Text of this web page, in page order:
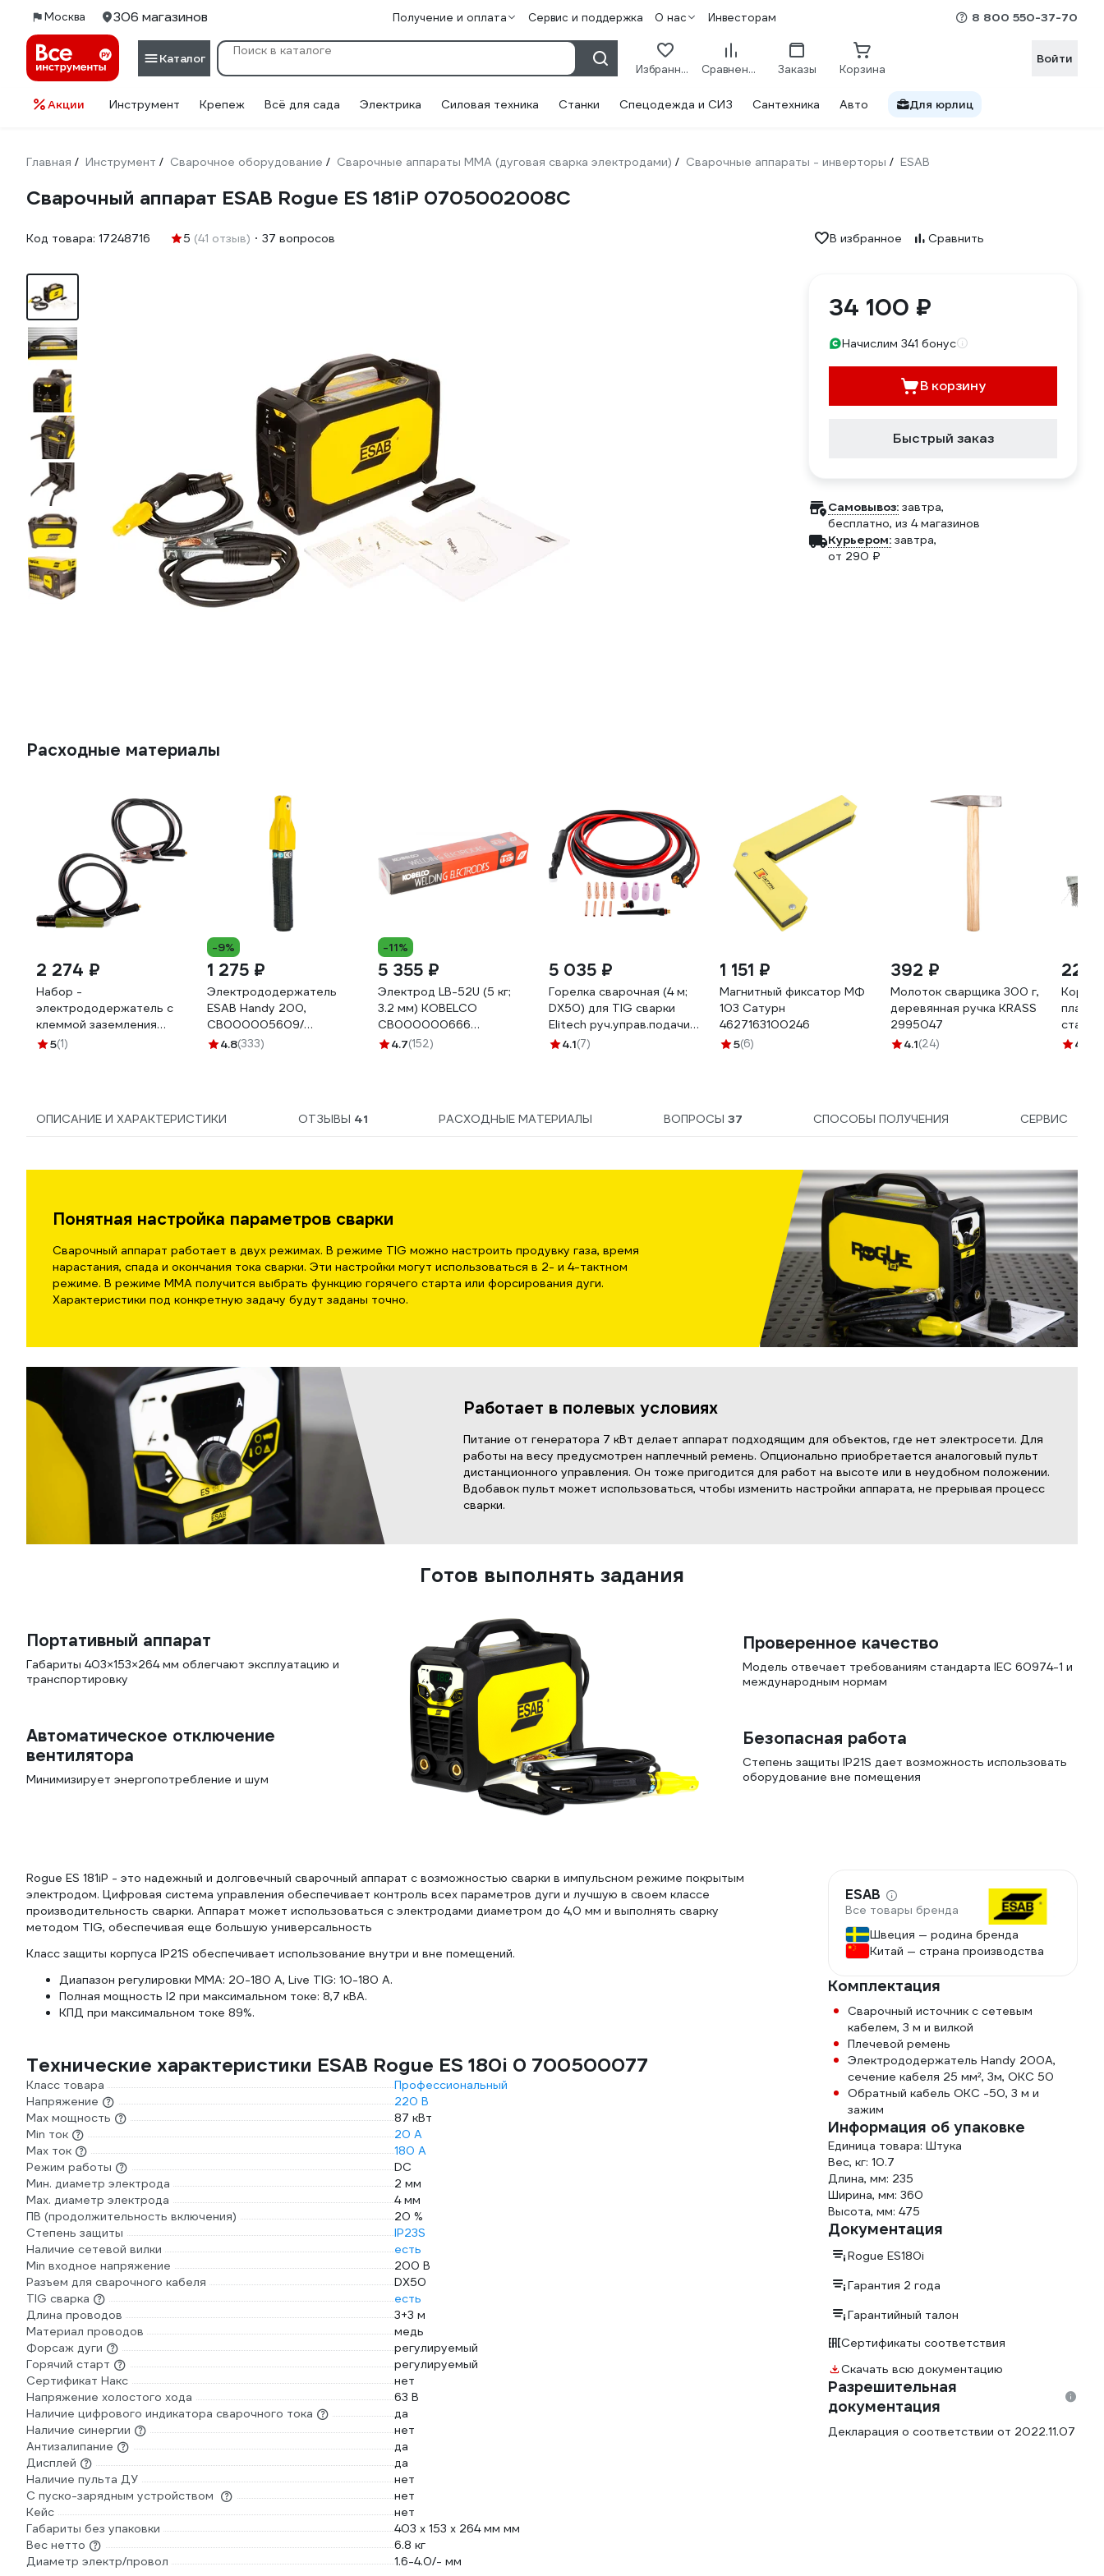
Москва 306 магазинов Получение и оплата Сервис и поддержка О нас Инвесторам 8 800 550-37-70
Каталог
Избранное Сравнение Заказы Корзина
Войти
Акции Инструмент Крепеж Всё для сада Электрика Силовая техника Станки Спецодежда и СИЗ Сантехника Авто Для юрлиц
Главная / Инструмент / Сварочное оборудование / Сварочные аппараты ММА (дуговая сварка электродами) / Сварочные аппараты - инверторы / ESAB
Сварочный аппарат ESAB Rogue ES 181iP 0705002008C
Код товара: 17248716 5 (41 отзыв) 37 вопросов В избранное Сравнить
34 100 ₽
Начислим 341 бонус
В корзину
Быстрый заказ
Самовывоз: завтра,
бесплатно, из 4 магазинов
Курьером: завтра,
от 290 ₽
Расходные материалы
2 274 ₽
Набор -
электрододержатель с
клеммой заземления
HAKIS S-2,5М3550 300А
5(1)
-9%
1 275 ₽
Электрододержатель
ESAB Handy 200,
СВ000005609/
0700006003
4.8(333)
-11%
5 355 ₽
Электрод LB-52U (5 кг;
3.2 мм) KOBELCO
СВ000000666
СВО00000666
4.7(152)
5 035 ₽
Горелка сварочная (4 м;
DX50) для TIG сварки
Elitech руч.управ.подачи
газа 0606.000800
4.1(7)
1 151 ₽
Магнитный фиксатор МФ
103 Сатурн
4627163100246
5(6)
392 ₽
Молоток сварщика 300 г,
деревянная ручка KRASS
2995047
4.1(24)
220
4.7
ОПИСАНИЕ И ХАРАКТЕРИСТИКИ ОТЗЫВЫ 41 РАСХОДНЫЕ МАТЕРИАЛЫ ВОПРОСЫ 37 СПОСОБЫ ПОЛУЧЕНИЯ СЕРВИС
Понятная настройка параметров сварки
Сварочный аппарат работает в двух режимах. В режиме TIG можно настроить продувку газа, время
нарастания, спада и окончания тока сварки. Эти настройки могут использоваться в 2- и 4-тактном
режиме. В режиме MMA получится выбрать функцию горячего старта или форсирования дуги.
Характеристики под конкретную задачу будут заданы точно.
Работает в полевых условиях
Питание от генератора 7 кВт делает аппарат подходящим для объектов, где нет электросети. Для
работы на весу предусмотрен наплечный ремень. Опционально приобретается аналоговый пульт
дистанционного управления. Он тоже пригодится для работ на высоте или в неудобном положении.
Вдобавок пульт может использоваться, чтобы изменить настройки аппарата, не прерывая процесс
сварки.
Готов выполнять задания
Портативный аппарат
Габариты 403×153×264 мм облегчают эксплуатацию и
транспортировку
Автоматическое отключение
вентилятора
Минимизирует энергопотребление и шум
Проверенное качество
Модель отвечает требованиям стандарта IEC 60974-1 и
международным нормам
Безопасная работа
Степень защиты IP21S дает возможность использовать
оборудование вне помещения
Rogue ES 181iP - это надежный и долговечный сварочный аппарат с возможностью сварки в импульсном режиме покрытым
электродом. Цифровая система управления обеспечивает контроль всех параметров дуги и лучшую в своем классе
производительность сварки. Аппарат может использоваться с электродами диаметром до 4,0 мм и выполнять сварку
методом TIG, обеспечивая еще большую универсальность
Класс защиты корпуса IP21S обеспечивает использование внутри и вне помещений.
Диапазон регулировки MMA: 20-180 A, Live TIG: 10-180 A.
Полная мощность I2 при максимальном токе: 8,7 кВА.
КПД при максимальном токе 89%.
Технические характеристики ESAB Rogue ES 180i 0 700500077
Класс товара
Профессиональный
Напряжение
220 В
Max мощность
87 кВт
Min ток
20 А
Max ток
180 А
Режим работы
DC
Мин. диаметр электрода
2 мм
Мах. диаметр электрода
4 мм
ПВ (продолжительность включения)
20 %
Степень защиты
IP23S
Наличие сетевой вилки
есть
Min входное напряжение
200 В
Разъем для сварочного кабеля
DX50
TIG сварка
есть
Длина проводов
3+3 м
Материал проводов
медь
Форсаж дуги
регулируемый
Горячий старт
регулируемый
Сертификат Накс
нет
Напряжение холостого хода
63 В
Наличие цифрового индикатора сварочного тока
да
Наличие синергии
нет
Антизалипание
да
Дисплей
да
Наличие пульта ДУ
нет
С пуско-зарядным устройством
нет
Кейс
нет
Габариты без упаковки
403 x 153 x 264 мм мм
Вес нетто
6.8 кг
Диаметр электр/провол
1.6-4.0/- мм
ESAB
Все товары бренда
Швеция — родина бренда
Китай — страна производства
Комплектация
Сварочный источник с сетевым
кабелем, 3 м и вилкой
Плечевой ремень
Электрододержатель Handy 200A,
сечение кабеля 25 мм², 3м, OKC 50
Обратный кабель OKC -50, 3 м и
зажим
Информация об упаковке
Единица товара: Штука
Вес, кг: 10.7
Длина, мм: 235
Ширина, мм: 360
Высота, мм: 475
Документация
Rogue ES180i
Гарантия 2 года
Гарантийный талон
Сертификаты соответствия
Скачать всю документацию
Разрешительная
документация
Декларация о соответствии от 2022.11.07